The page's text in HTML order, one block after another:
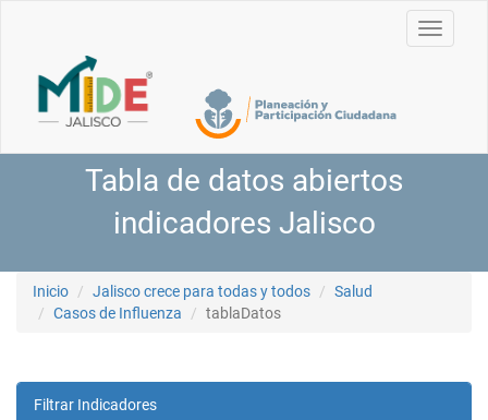
Toggle
Tabla de datos abiertos
indicadores Jalisco
Inicio Jalisco crece para todas y todos
Salud
Casos de Influenza
tablaDatos
Filtrar Indicadores